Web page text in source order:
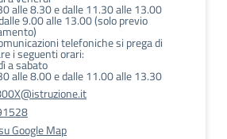
alle 8.30 e dalle 11.30 alle 13.00
9.00 alle 13.00 (solo previo
telefoniche si prega di
i seguenti orari:
a sabato
alle 8.00 e dalle 11.00 alle 13.30
Google Map